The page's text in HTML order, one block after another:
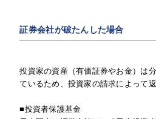
証券会社が破たんした場合
投資家の資産（有価証券やお金）は
ているため、投資家の請求によって
■投資者保護基金